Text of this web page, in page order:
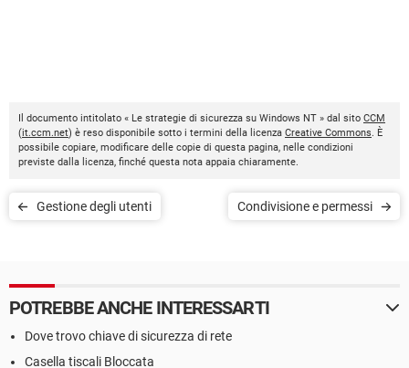
Il documento intitolato « Le strategie di sicurezza su Windows NT » dal sito CCM
(it.ccm.net) è reso disponibile sotto i termini della licenza Creative Commons. È
possibile copiare, modificare delle copie di questa pagina, nelle condizioni
previste dalla licenza, finché questa nota appaia chiaramente.
Gestione degli utenti Condivisione e permessi
POTREBBE ANCHE INTERESSARTI
Dove trovo chiave di sicurezza di rete
Casella tiscali Bloccata